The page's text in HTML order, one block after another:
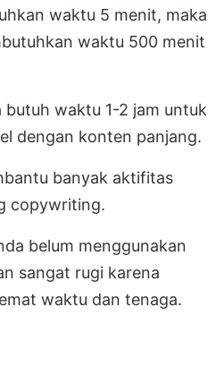
waktu 5 menit, maka
waktu 500 menit
butuh waktu 1-2 jam untuk
dengan konten panjang.
banyak aktifitas
copywriting.
belum menggunakan
sangat rugi karena
waktu dan tenaga.